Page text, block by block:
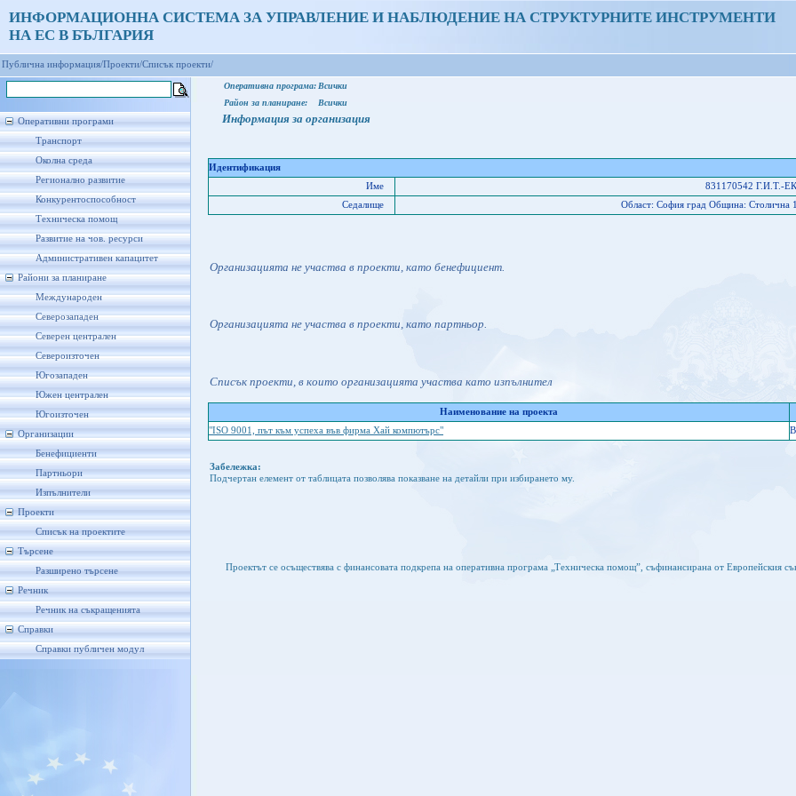
ИНФОРМАЦИОННА СИСТЕМА ЗА УПРАВЛЕНИЕ И НАБЛЮДЕНИЕ НА СТРУКТУРНИТЕ ИНСТРУМЕНТИ
НА ЕС В БЪЛГАРИЯ
Публична информация/Проекти/Списък проекти/
Оперативни програми
Транспорт
Околна среда
Регионално развитие
Конкурентоспособност
Техническа помощ
Развитие на чов. ресурси
Административен капацитет
Райони за планиране
Международен
Северозападен
Северен централен
Североизточен
Югозападен
Южен централен
Югоизточен
Организации
Бенефициенти
Партньори
Изпълнители
Проекти
Списък на проектите
Търсене
Разширено търсене
Речник
Речник на съкращенията
Справки
Справки публичен модул
Оперативна програма: Всички
Район за планиране:
Всички
Информация за организация
Идентификация
Име
831170542 Г.И.Т.-
Седалище
Област: София град Oбщина: Столична
Организацията не участва в проекти, като бенефициент.
Организацията не участва в проекти, като партньор.
Списък проекти, в които организацията участва като изпълнител
Наименование на проекта
"ISO 9001, път към успеха във фирма Хай компютърс"
Забележка:
Подчертан елемент от таблицата позволява показване на детайли при избирането му.
Проектът се осъществява с финансовата подкрепа на оперативна програма „Техническа помощ”, съфинансирана от Европейския